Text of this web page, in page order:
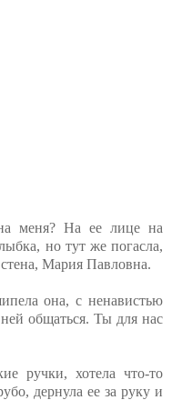
меня? На ее лице на
но тут же погасла,
Мария Павловна.
она, с ненавистью
общаться. Ты для нас
ручки, хотела что-то
дернула ее за руку и